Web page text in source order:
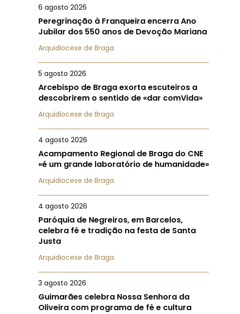
6 agosto 2026
Peregrinação à Franqueira encerra Ano
Jubilar dos 550 anos de Devoção Mariana
Arquidiocese de Braga
5 agosto 2026
Arcebispo de Braga exorta escuteiros a
descobrirem o sentido de «dar comVida»
Arquidiocese de Braga
4 agosto 2026
Acampamento Regional de Braga do CNE
«é um grande laboratório de humanidade»
Arquidiocese de Braga
4 agosto 2026
Paróquia de Negreiros, em Barcelos,
celebra fé e tradição na festa de Santa
Justa
Arquidiocese de Braga
3 agosto 2026
Guimarães celebra Nossa Senhora da
Oliveira com programa de fé e cultura